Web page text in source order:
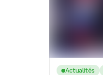
Actualités